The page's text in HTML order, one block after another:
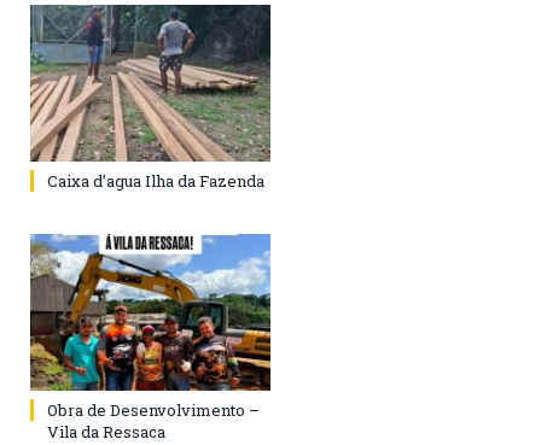
Caixa d’agua Ilha da Fazenda
Obra de Desenvolvimento –
Vila da Ressaca